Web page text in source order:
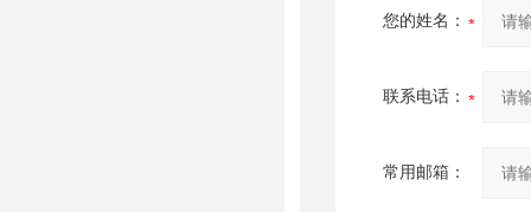
您的姓名：
联系电话：
常用邮箱：